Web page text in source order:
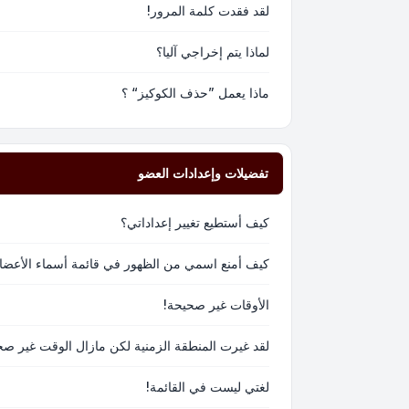
لقد فقدت كلمة المرور!
لماذا يتم إخراجي آليا؟
ماذا يعمل ”حذف الكوكيز“ ؟
تفضيلات وإعدادات العضو
كيف أستطيع تغيير إعداداتي؟
كيف أمنع اسمي من الظهور في قائمة أسماء
الأوقات غير صحيحة!
لقد غيرت المنطقة الزمنية لكن مازال الوقت غير
لغتي ليست في القائمة!